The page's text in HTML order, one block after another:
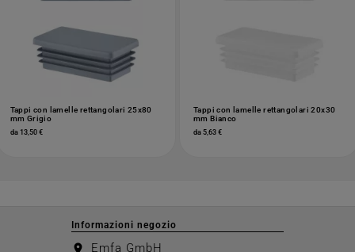
Tappi con lamelle rettangolari 25x80
mm Grigio
da 13,50 €
Tappi con lamelle rettangolari 20x30
mm Bianco
da 5,63 €
Informazioni negozio
location_on
Emfa GmbH